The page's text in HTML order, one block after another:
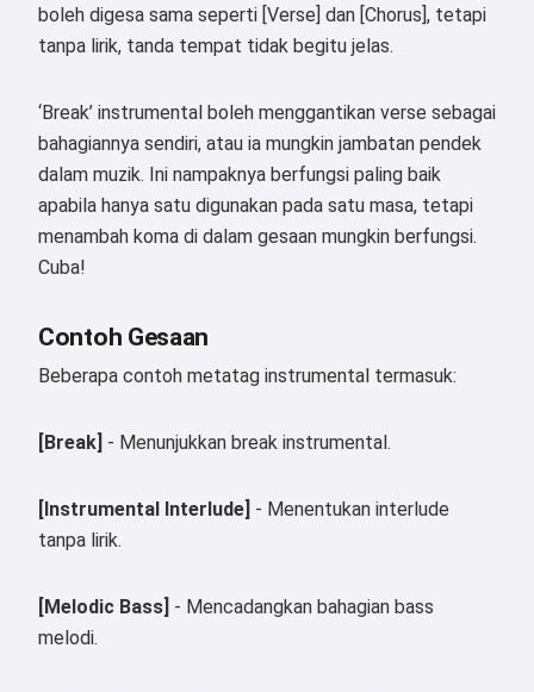
boleh digesa sama seperti [Verse] dan [Chorus], tetapi
tanpa lirik, tanda tempat tidak begitu jelas.
‘Break’ instrumental boleh menggantikan verse sebagai
bahagiannya sendiri, atau ia mungkin jambatan pendek
dalam muzik. Ini nampaknya berfungsi paling baik
apabila hanya satu digunakan pada satu masa, tetapi
menambah koma di dalam gesaan mungkin berfungsi.
Cuba!
Contoh Gesaan
Beberapa contoh metatag instrumental termasuk:
[Break] - Menunjukkan break instrumental.
[Instrumental Interlude] - Menentukan interlude
tanpa lirik.
[Melodic Bass] - Mencadangkan bahagian bass
melodi.